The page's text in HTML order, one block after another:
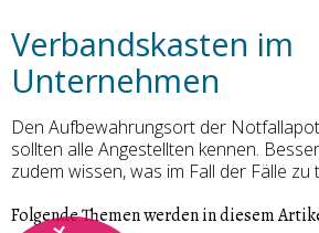
Verbandskasten im
Unternehmen
Den Aufbewahrungsort der
sollten alle Angestellten kennen.
zudem wissen, was im Fall der Fälle zu
Folgende Themen werden in diesem